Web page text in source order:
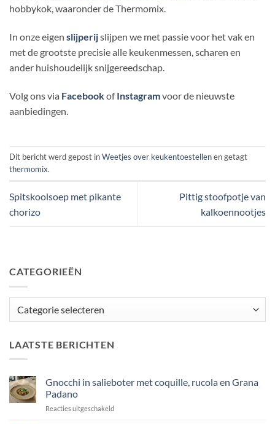
hobbykok, waaronder de Thermomix.
In onze eigen slijperijslijpen we met passie voor het vak en
met de grootste precisie alle keukenmessen, scharen en
ander huishoudelijk snijgereedschap.
Volg ons via FacebookofInstagramvoor de nieuwste
aanbiedingen.
Dit bericht werd gepost inWeetjes over keukentoestellenen getagt
thermomix.
Spitskoolsoep met pikante
chorizo
Pittig stoofpotje van
kalkoennootjes
CATEGORIEËN
LAATSTE BERICHTEN
Gnocchi in salieboter met coquille, rucola en Grana
Padano
Reacties uitgeschakeldvoor